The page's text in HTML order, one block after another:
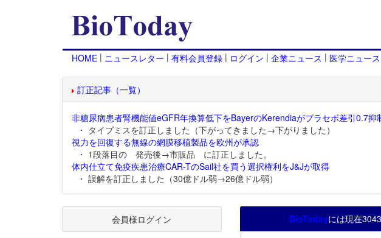
HOME | ニュースレター | 有料会員登録 | ログイン | 企業ニュース | 医学ニュース
訂正記事（一覧）
非糖尿病患者腎機能値eGFR年換算低下をBayerのKerendiaがプラセボ差引0.7抑
・ タイプミスを訂正しました（下がってきました→下がりました）
視力を回復する無線の網膜移植製品を欧州が承認
・ 1段落目の 発売後→市販品 に訂正しました。
体内仕立て免疫疾患治療CAR-TのSail社を買う選択権利をJ&Jが取得
・ 誤解を訂正しました（30億ドル弱→26億ドル弱）
BioTodayには現在
会員様ログイン